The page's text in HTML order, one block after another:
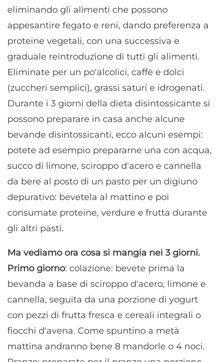
eliminando gli alimenti che possono
appesantire fegato e reni, dando preferenza a
proteine vegetali, con una successiva e
graduale reintroduzione di tutti gli alimenti.
Eliminate per un po'alcolici, caffè e dolci
(zuccheri semplici), grassi saturi e idrogenati.
Durante i 3 giorni della dieta disintossicante si
possono preparare in casa anche alcune
bevande disintossicanti, ecco alcuni esempi:
potete ad esempio prepararne una con acqua,
succo di limone, sciroppo d'acero e cannella
da bere al posto di un pasto per un digiuno
depurativo: bevetela al mattino e poi
consumate proteine, verdure e frutta durante
gli altri pasti.
Ma vediamo ora cosa si mangia nei 3 giorni.
Primo giorno: colazione: bevete prima la
bevanda a base di sciroppo d'acero, limone e
cannella, seguita da una porzione di yogurt
con pezzi di frutta fresca e cereali integrali o
fiocchi d'avena. Come spuntino a metà
mattina andranno bene 8 mandorle o 4 noci.